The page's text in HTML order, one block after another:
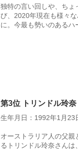
独特の言い回しや、ちょ
び、2020年現在も様々
に。今最も勢いのあるハ
第3位 トリンドル玲奈
生年月日：1992年1月23
オーストラリア人の父
るトリンドル玲奈さんは